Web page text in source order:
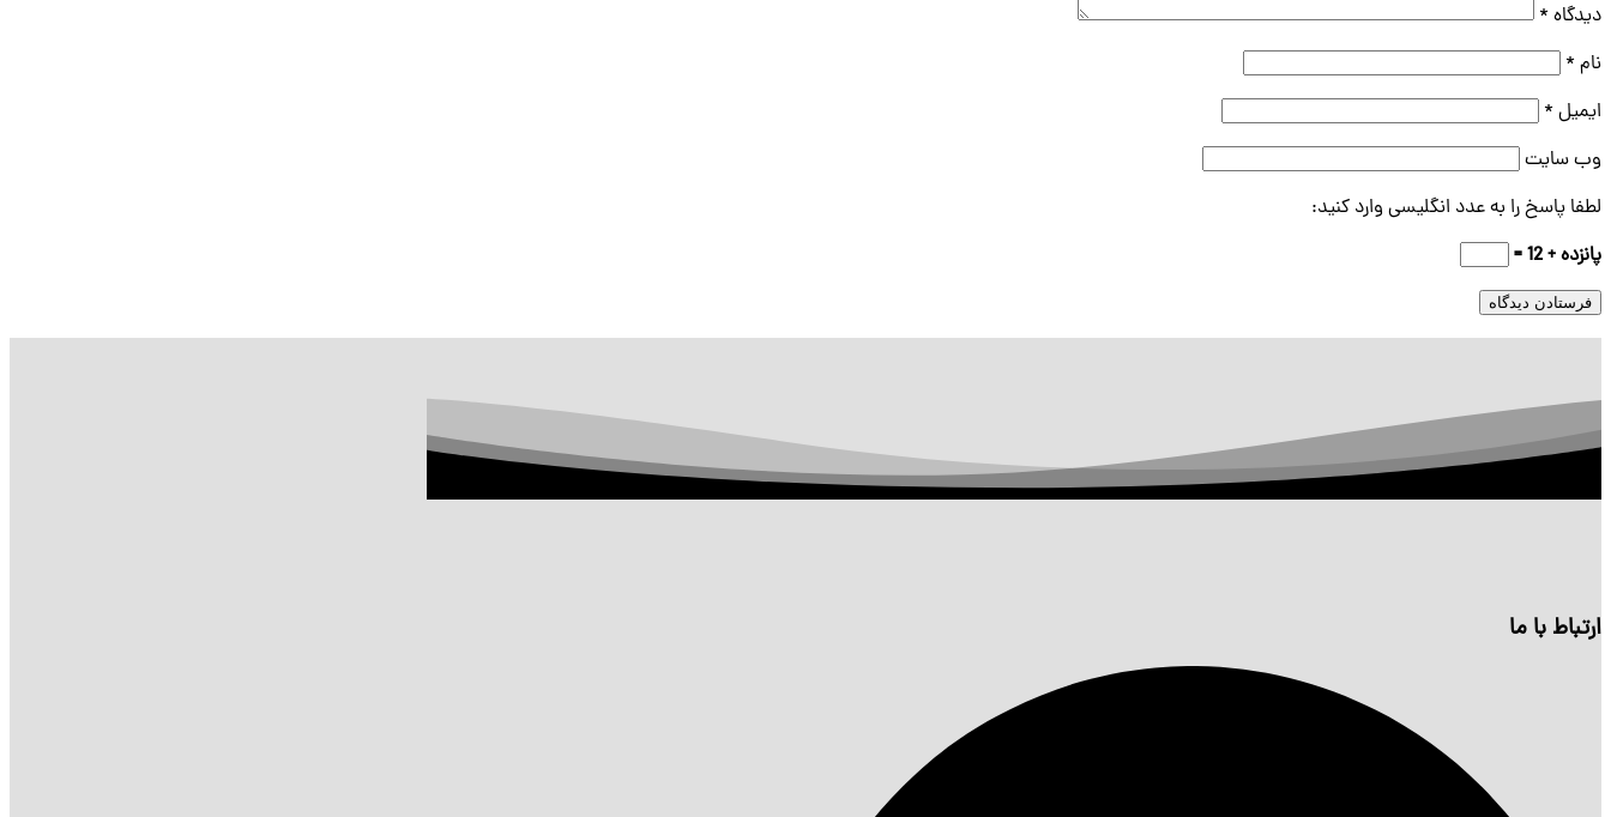
دیدگاه *
نام *
ایمیل *
وب‌ سایت
لطفا پاسخ را به عدد انگلیسی وارد کنید:
پانزده + 12 =
ارتباط با ما